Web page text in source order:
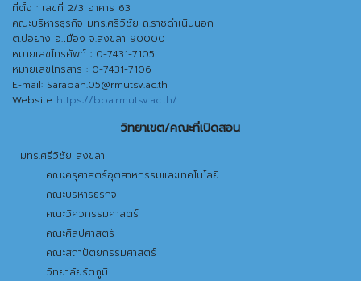
ที่ตั้ง : เลขที่ 2/3 อาคาร 63
คณะบริหารธุรกิจ มทร.ศรีวิชัย ถ.ราชดำเนินนอก
ต.บ่อยาง อ.เมือง จ.สงขลา 90000
หมายเลขโทรศัพท์ : 0-7431-7105
หมายเลขโทรสาร : 0-7431-7106
E-mail: Saraban.05@rmutsv.ac.th
Website https://bba.rmutsv.ac.th/
วิทยาเขต/คณะที่เปิดสอน​
มทร.ศรีวิชัย สงขลา​
คณะครุศาสตร์อุตสาหกรรมและเทคโนโลยี​
คณะบริหารธุรกิจ​
คณะวิศวกรรมศาสตร์​
คณะศิลปศาสตร์​
คณะสถาปัตยกรรมศาสตร์
วิทยาลัยรัตภูมิ​